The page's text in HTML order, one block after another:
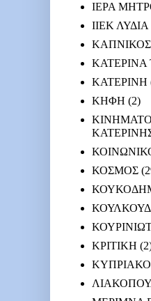
ΙΕΡΑ
ΙΙΕΚ ΛΥΔΙΑ
ΚΑΤΕΡΙΝΗ
ΚΗΦΗ (2)
ΚΟΣΜΟΣ
ΚΡΙΤΙΚΗ
ΚΥΠΡΙΑΚΟ